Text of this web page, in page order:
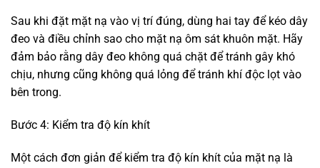
Sau khi đặt mặt nạ vào vị trí đúng, dùng hai tay để kéo dây
đeo và điều chỉnh sao cho mặt nạ ôm sát khuôn mặt. Hãy
đảm bảo rằng dây đeo không quá chặt để tránh gây khó
chịu, nhưng cũng không quá lỏng để tránh khí độc lọt vào
bên trong.
Bước 4: Kiểm tra độ kín khít
Một cách đơn giản để kiểm tra độ kín khít của mặt nạ là